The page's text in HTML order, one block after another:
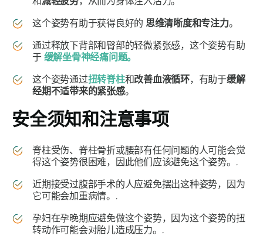
这个姿势有助于获得良好的 思维清晰度和专注力。
通过释放下背部和臀部的轻微紧张感，这个姿势有助
于 缓解坐骨神经痛问题。
这个姿势通过扭转脊柱和改善血液循环，有助于缓解
经期不适带来的紧张感。
安全须知和注意事项
脊柱受伤、脊柱骨折或腰部有任何问题的人可能会觉
得这个姿势很困难，因此他们应该避免这个姿势。.
近期接受过腹部手术的人应避免摆出这种姿势，因为
它可能会加重病情。.
孕妇在孕晚期应避免做这个姿势，因为这个姿势的扭
转动作可能会对胎儿造成压力。.